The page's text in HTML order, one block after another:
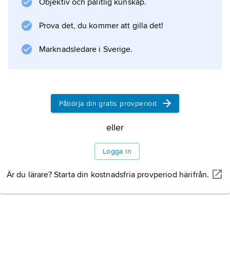
operasångerska i bl.a. Berlin, Dresden och
Donizetti.
Information om artikeln
Objektiv och pålitlig kunskap.
Prova det, du kommer att gilla det!
Marknadsledare i Sverige.
Påbörja din gratis provperiod
eller
Logga in
Är du lärare? Starta din kostnadsfria provperiod härifrån.